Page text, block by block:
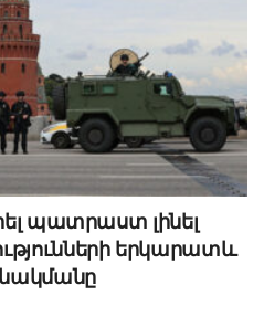
պատրաստ լինել
երկարատև